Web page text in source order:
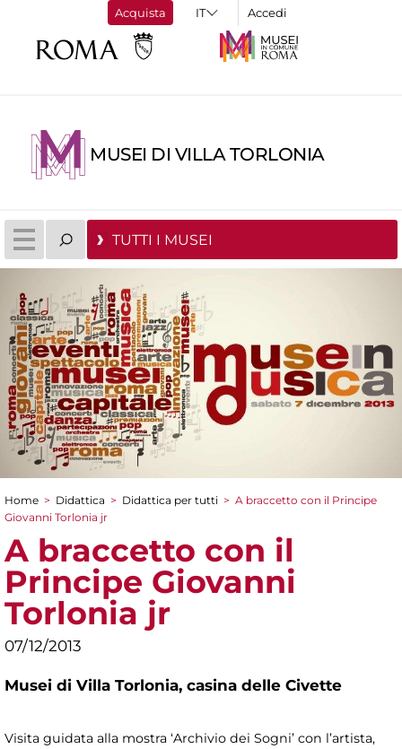
Acquista Accedi
MUSEI DI VILLA TORLONIA
TUTTI I MUSEI
Tu sei qui
Home > Didattica > Didattica per tutti > A braccetto con il Principe
Giovanni Torlonia jr
A braccetto con il
Principe Giovanni
Torlonia jr
07/12/2013
Musei di Villa Torlonia, casina delle Civette
Visita guidata alla mostra ‘Archivio dei Sogni’ con l’artista,